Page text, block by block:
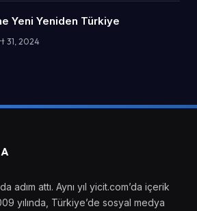
Yeni Yeniden Türkiye
31, 2024
adım attı. Aynı yıl yicit.com’da içerik
yılında, Türkiye’de sosyal medya